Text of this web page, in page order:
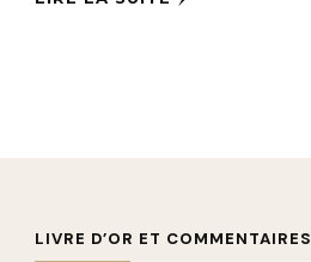
LIVRE D’OR ET COMMENTAIRES